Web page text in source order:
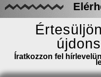
Íratkozzon fel